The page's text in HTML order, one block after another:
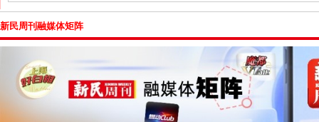
新民周刊融媒体矩阵